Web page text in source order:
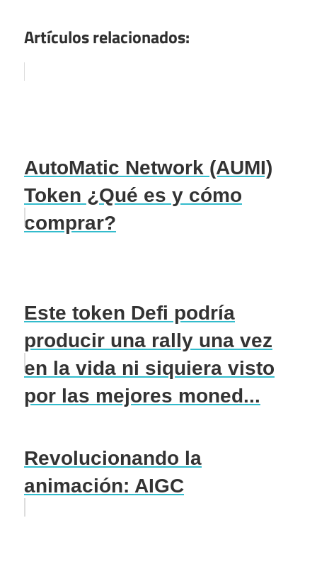
Artículos relacionados:
AutoMatic Network (AUMI)
Token ¿Qué es y cómo
comprar?
Este token Defi podría
producir una rally una vez
en la vida ni siquiera visto
por las mejores moned...
Revolucionando la
animación: AIGC